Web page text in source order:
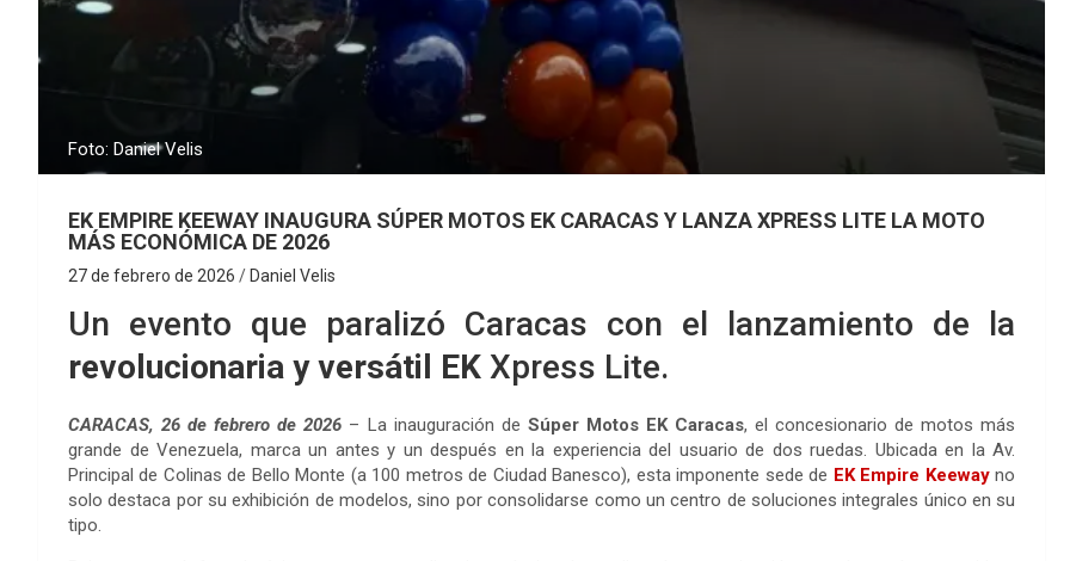
Foto: Daniel Velis
EK EMPIRE KEEWAY INAUGURA SÚPER MOTOS EK CARACAS Y LANZA XPRESS LITE LA MOTO
MÁS ECONÓMICA DE 2026
27 de febrero de 2026 Daniel Velis
Un evento que paralizó Caracas con el lanzamiento de la
revolucionaria y versátil EK Xpress Lite.
CARACAS, 26 de febrero de 2026 – La inauguración de Súper Motos EK Caracas, el concesionario de motos más
grande de Venezuela, marca un antes y un después en la experiencia del usuario de dos ruedas. Ubicada en la Av.
Principal de Colinas de Bello Monte (a 100 metros de Ciudad Banesco), esta imponente sede de EK Empire Keewayno
solo destaca por su exhibición de modelos, sino por consolidarse como un centro de soluciones integrales único en su
tipo.